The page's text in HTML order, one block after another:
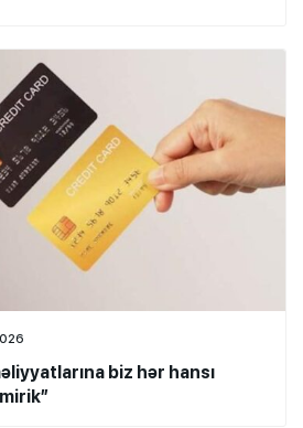
biz hər hansı